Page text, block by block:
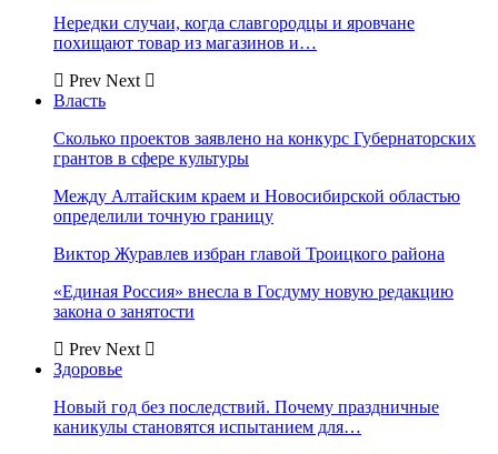
Нередки случаи, когда славгородцы и яровчане
похищают товар из магазинов и…
Prev Next
Власть
Сколько проектов заявлено на конкурс Губернаторских
грантов в сфере культуры
Между Алтайским краем и Новосибирской областью
определили точную границу
Виктор Журавлев избран главой Троицкого района
«Единая Россия» внесла в Госдуму новую редакцию
закона о занятости
Prev Next
Здоровье
Новый год без последствий. Почему праздничные
каникулы становятся испытанием для…